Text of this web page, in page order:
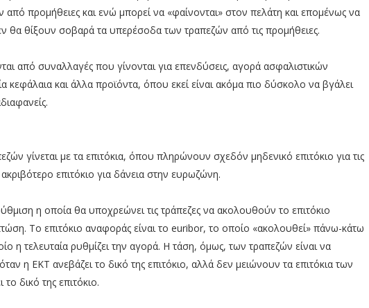
προμήθειες και ενώ μπορεί να «φαίνονται» στον πελάτη και επομένως να
θα θίξουν σοβαρά τα υπερέσοδα των τραπεζών από τις προμήθειες.
από συναλλαγές που γίνονται για επενδύσεις, αγορά ασφαλιστικών
κεφάλαια και άλλα προϊόντα, όπου εκεί είναι ακόμα πιο δύσκολο να βγάλει
γίνεται με τα επιτόκια, όπου πληρώνουν σχεδόν μηδενικό επιτόκιο για τις
επιτόκιο για δάνεια στην ευρωζώνη.
η οποία θα υποχρεώνει τις τράπεζες να ακολουθούν το επιτόκιο
Το επιτόκιο αναφοράς είναι το euribor, το οποίο «ακολουθεί» πάνω-κάτω
η τελευταία ρυθμίζει την αγορά. Η τάση, όμως, των τραπεζών είναι να
η ΕΚΤ ανεβάζει το δικό της επιτόκιο, αλλά δεν μειώνουν τα επιτόκια των
δικό της επιτόκιο.